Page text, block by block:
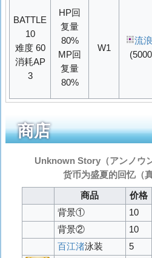
BATTLE
10
难度 60
消耗AP
3
HP回
复量
80%
MP回
复量
80%
W1
流
商店
Unknown Story（アンノウ
货币为盛夏的回忆（
商品 价格
背景①
10
背景②
10
百江渚泳装 5